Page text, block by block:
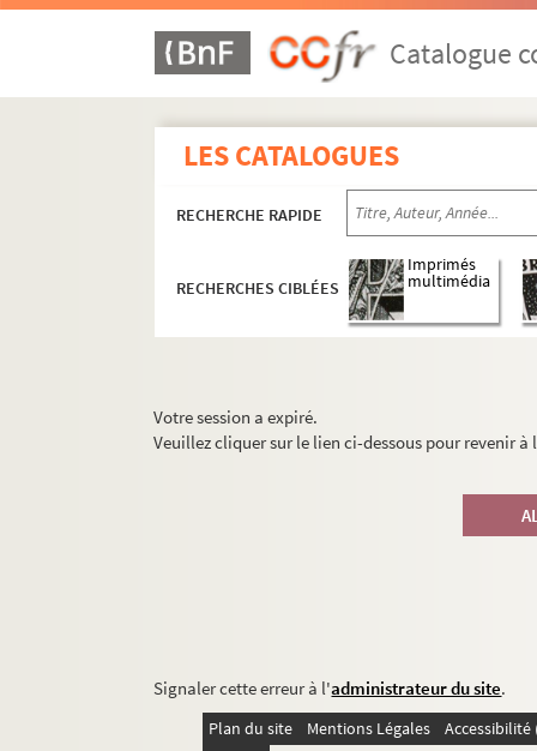
Catalogue
LES CATALOGUES
RECHERCHE RAPIDE
RECHERCHES CIBLÉES
Imprimés
multimédia
Votre session a expiré.
Veuillez cliquer sur le lien ci-dessous pour revenir
Signaler cette erreur à l'administrateur du site.
Plan du site Mentions Légales